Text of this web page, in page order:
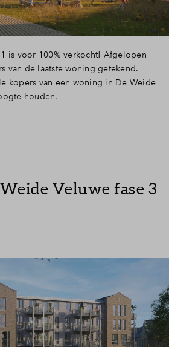
is voor 100% verkocht! Afgelopen
van de laatste woning getekend.
kopers van een woning in De Weide
houden.
Veluwe fase 3